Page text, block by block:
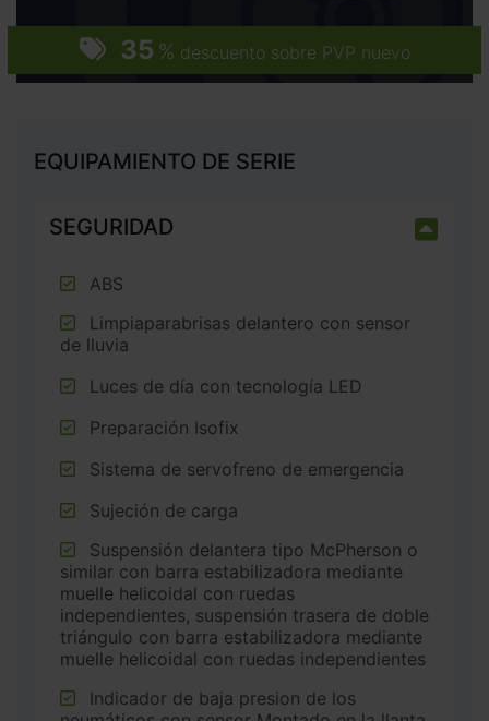
35 % descuento sobre PVP nuevo
EQUIPAMIENTO DE SERIE
SEGURIDAD
ABS
de lluvia
Luces de día con tecnología LED
Preparación Isofix
Sistema de servofreno de emergencia
Sujeción de carga
similar con barra estabilizadora mediante
muelle helicoidal con ruedas
independientes, suspensión trasera de doble
triángulo con barra estabilizadora mediante
muelle helicoidal con ruedas independientes